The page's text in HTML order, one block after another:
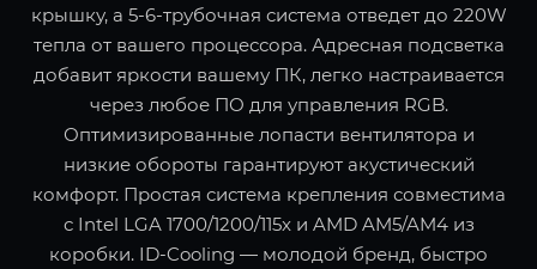
крышку, а 5-6-трубочная система отведет до 220W
тепла от вашего процессора. Адресная подсветка
добавит яркости вашему ПК, легко настраивается
через любое ПО для управления RGB.
Оптимизированные лопасти вентилятора и
низкие обороты гарантируют акустический
комфорт. Простая система крепления совместима
с Intel LGA 1700/1200/115x и AMD AM5/AM4 из
коробки. ID-Cooling — молодой бренд, быстро